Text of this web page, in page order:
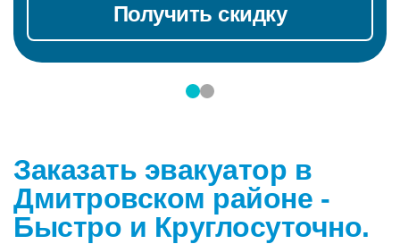
Получить скидку
Заказать эвакуатор в
Дмитровском районе -
Быстро и Круглосуточно.